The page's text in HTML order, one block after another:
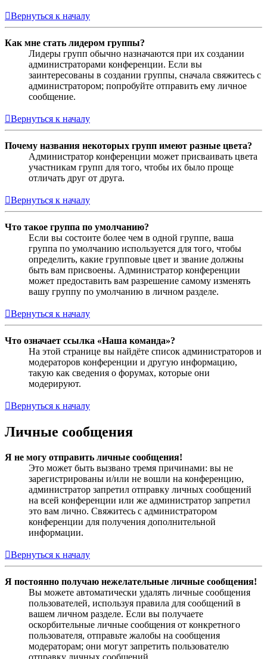
Вернуться к началу
Как мне стать лидером группы?
Лидеры групп обычно назначаются при их создании
администраторами конференции. Если вы
заинтересованы в создании группы, сначала свяжитесь с
администратором; попробуйте отправить ему личное
сообщение.
Вернуться к началу
Почему названия некоторых групп имеют разные цвета?
Администратор конференции может присваивать цвета
участникам групп для того, чтобы их было проще
отличать друг от друга.
Вернуться к началу
Что такое группа по умолчанию?
Если вы состоите более чем в одной группе, ваша
группа по умолчанию используется для того, чтобы
определить, какие групповые цвет и звание должны
быть вам присвоены. Администратор конференции
может предоставить вам разрешение самому изменять
вашу группу по умолчанию в личном разделе.
Вернуться к началу
Что означает ссылка «Наша команда»?
На этой странице вы найдёте список администраторов и
модераторов конференции и другую информацию,
такую как сведения о форумах, которые они
модерируют.
Вернуться к началу
Личные сообщения
Я не могу отправить личные сообщения!
Это может быть вызвано тремя причинами: вы не
зарегистрированы и/или не вошли на конференцию,
администратор запретил отправку личных сообщений
на всей конференции или же администратор запретил
это вам лично. Свяжитесь с администратором
конференции для получения дополнительной
информации.
Вернуться к началу
Я постоянно получаю нежелательные личные сообщения!
Вы можете автоматически удалять личные сообщения
пользователей, используя правила для сообщений в
вашем личном разделе. Если вы получаете
оскорбительные личные сообщения от конкретного
пользователя, отправьте жалобы на сообщения
модераторам; они могут запретить пользователю